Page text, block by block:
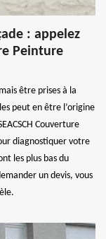
: appelez
Peinture
être prises à la
peut en être l’origine
Couverture
diagnostiquer votre
les plus bas du
un devis, vous